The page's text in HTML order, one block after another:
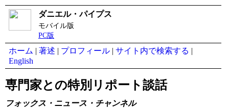
ダニエル・パイプス
モバイル版
PC版
ホーム | 著述 | プロフィール | サイト内で検索する |
English
専門家との特別リポート談話
フォックス・ニュース・チャンネル